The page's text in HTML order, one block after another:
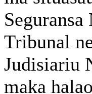
Tribunal
Judisiariu
maka